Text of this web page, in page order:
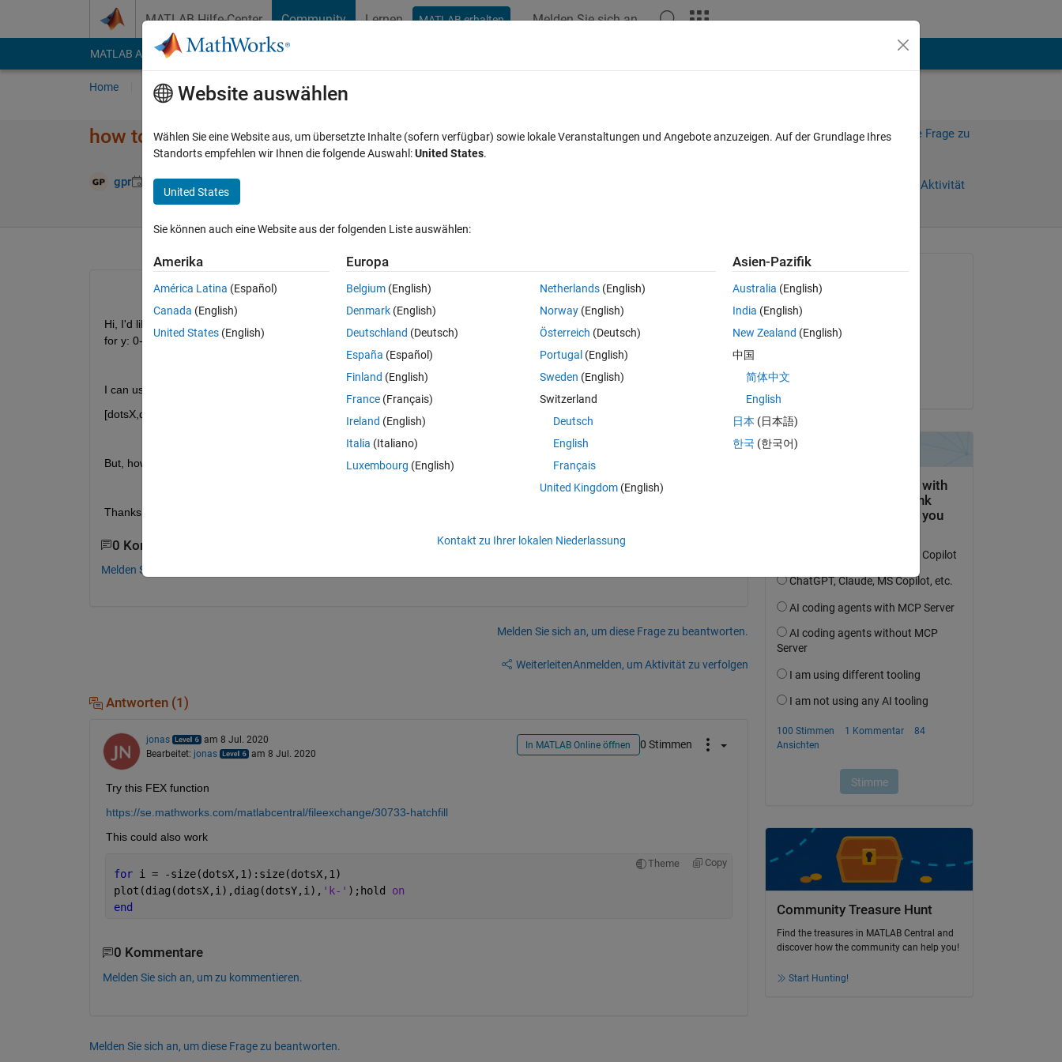
MATLAB Hilfe-Center Community Lernen MATLAB erhalten Melden Sie sich an
MATLAB Answers File Exchange Cody
Home Fragen Antworten Durchsuchen
how to create diagonal stripes in a specific area of plot
gpr 8 Jul. 2020 1 Antwort
Melden Sie sich an, um diese Frage zu
Anmelden, um Aktivität
0 Stimmen
Hi, I'd like to create some grid of diagonal stripes in an area of a plot (it's easy to define this area, I need this for x 0-->5, and
for y: 0-->60).
I can use this for the horizontal lines:
[dotsX,dotsY] = ndgrid(linspace(0, 5, 15), linspace(0, 60, 15));
But, how can I adapt it to make the lines diagonal?
Thanks in advance
0 Kommentare
Melden Sie sich an, um zu kommentieren.
Melden Sie sich an, um diese Frage zu beantworten.
WeiterleitenAnmelden, um Aktivität zu verfolgen
Antworten (1)
jonas
am 8 Jul. 2020
Bearbeitet: jonas am 8 Jul. 2020
In MATLAB Online öffnen 0 Stimmen
Try this FEX function
https://se.mathworks.com/matlabcentral/fileexchange/30733-hatchfill
This could also work
Theme Copy
for i = -size(dotsX,1):size(dotsX,1)
plot(diag(dotsX,i),diag(dotsY,i), 'k-' );hold on
end
0 Kommentare
Melden Sie sich an, um zu kommentieren.
Melden Sie sich an, um diese Frage zu beantworten.
gpr
am 8 Jul. 2020
am 8 Jul. 2020
Community Treasure Hunt
Find the treasures in MATLAB Central and
discover how the community can help you!
Start Hunting!
Website auswählen
Wählen Sie eine Website aus, um übersetzte Inhalte (sofern verfügbar) sowie lokale Veranstaltungen und Angebote anzuzeigen. Auf der Grundlage Ihres
Standorts empfehlen wir Ihnen die folgende Auswahl:United States.
United States
Sie können auch eine Website aus der folgenden Liste auswählen:
Amerika
América Latina (Español)
Canada (English)
United States (English)
Europa
Belgium (English)
Denmark (English)
Deutschland (Deutsch)
España (Español)
Finland (English)
France (Français)
Ireland (English)
Italia (Italiano)
Luxembourg (English)
Netherlands(English)
Norway(English)
Österreich (Deutsch)
Portugal (English)
Sweden (English)
Switzerland
Deutsch
English
Français
United Kingdom(English)
Asien-Pazifik
Australia (English)
India (English)
New Zealand (English)
中国
简体中文
English
日本 (日本語)
한국 (한국어)
Kontakt zu Ihrer lokalen Niederlassung